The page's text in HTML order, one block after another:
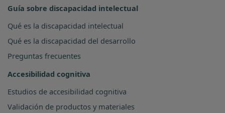
Guía sobre discapacidad intelectual
Qué es la discapacidad intelectual
Qué es la discapacidad del desarrollo
Preguntas frecuentes
Accesibilidad cognitiva
Estudios de accesibilidad cognitiva
Validación de productos y materiales